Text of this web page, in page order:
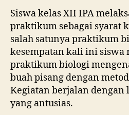
Siswa kelas XII IPA
praktikum sebagai syarat
salah satunya praktikum
kesempatan kali ini siswa
praktikum biologi
buah pisang dengan
Kegiatan berjalan dengan
yang antusias.